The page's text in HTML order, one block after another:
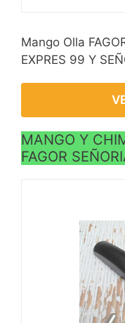
Mango Olla
EXPRES 99 Y
MANGO Y
FAGOR